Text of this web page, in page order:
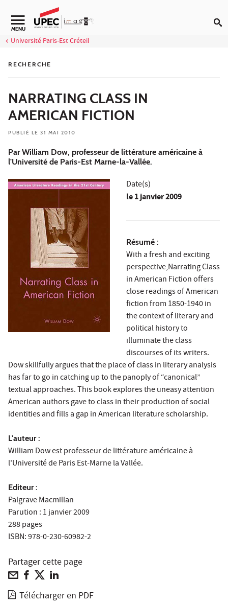
Aller au contenu
Navigation secondaire
MENU
Université Paris-Est Créteil
RECHERCHE
NARRATING CLASS IN
AMERICAN FICTION
PUBLIÉ LE 31 MAI 2010
Par William Dow, professeur de littérature américaine à
l'Université de Paris-Est Marne-la-Vallée.
Date(s)
le1 janvier 2009
Résumé :
With a fresh and exciting
perspective,Narrating Class
in American Fiction offers
close readings of American
fiction from 1850-1940 in
the context of literary and
political history to
illuminate the class
discourses of its writers.
Dow skillfully argues that the place of class in literary analysis
has far to go in catching up to the panoply of “canonical”
textual approaches. This book explores the uneasy attention
American authors gave to class in their production of social
identities and fills a gap in American literature scholarship.
L'auteur :
William Dow est professeur de littérature américaine à
l'Université de Paris Est-Marne la Vallée.
Editeur :
Palgrave Macmillan
Parution : 1 janvier 2009
288 pages
ISBN: 978-0-230-60982-2
Partager cette page
Télécharger en PDF